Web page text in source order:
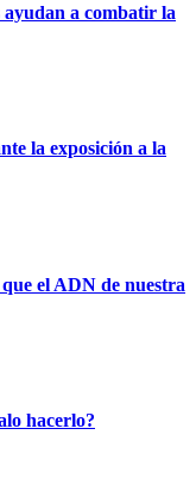
ayudan a combatir la
la exposición a la
el ADN de nuestra
hacerlo?